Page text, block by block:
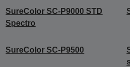
SureColor SC-P9000 STD
Spectro
SureColor SC-P9500